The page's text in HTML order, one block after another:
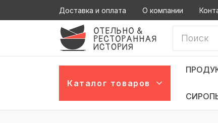
Доставка и оплата О компании
Каталог товаров